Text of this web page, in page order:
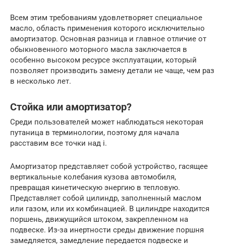
Всем этим требованиям удовлетворяет специальное
масло, область применения которого исключительно
амортизатор. Основная разница и главное отличие от
обыкновенного моторного масла заключается в
особенно высоком ресурсе эксплуатации, который
позволяет производить замену детали не чаще, чем раз
в несколько лет.
Стойка или амортизатор?
Среди пользователей может наблюдаться некоторая
путаница в терминологии, поэтому для начала
расставим все точки над i.
Амортизатор представляет собой устройство, гасящее
вертикальные колебания кузова автомобиля,
превращая кинетическую энергию в тепловую.
Представляет собой цилиндр, заполненный маслом
или газом, или их комбинацией. В цилиндре находится
поршень, движущийся штоком, закрепленном на
подвеске. Из-за инертности среды движение поршня
замедляется, замедление передается подвеске и